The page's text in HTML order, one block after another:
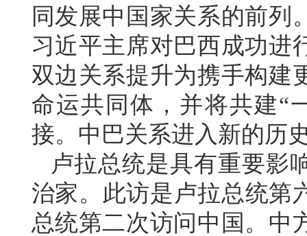
同发展中国家关系的前列
习近平主席对巴西成功进
双边关系提升为携手构建
命运共同体，并将共建“
接。中巴关系进入新的历
卢拉总统是具有重要影
治家。此访是卢拉总统第
总统第二次访问中国。中